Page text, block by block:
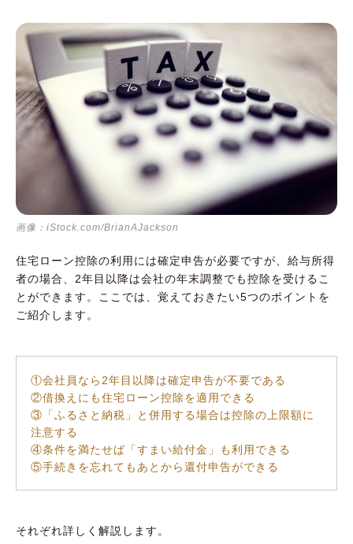
画像：iStock.com/BrianAJackson
住宅ローン控除の利用には確定申告が必要ですが、給与所得
者の場合、2年目以降は会社の年末調整でも控除を受けるこ
とができます。ここでは、覚えておきたい5つのポイントを
ご紹介します。
①会社員なら2年目以降は確定申告が不要である
②借換えにも住宅ローン控除を適用できる
③「ふるさと納税」と併用する場合は控除の上限額に
注意する
④条件を満たせば「すまい給付金」も利用できる
⑤手続きを忘れてもあとから還付申告ができる
それぞれ詳しく解説します。